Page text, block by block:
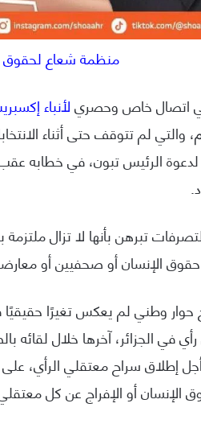
منظمة شعاع لحقوق
اتصال خاص وحصريلأنباء
الرئيس تبون، في خطابه
تبرهن بأنها لا تزال
الإنسان أو صحفيين أو
حوار وطني لم يعكس تغيرًا
أو الإفراج عن كل معتقلي الرأي الذي